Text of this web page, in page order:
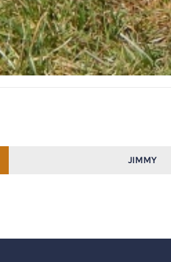
JIMMY